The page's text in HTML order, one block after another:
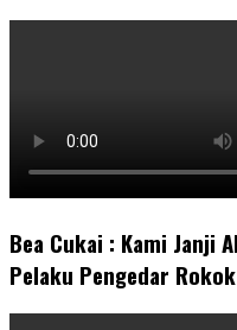
Bea Cukai : Kami Janji
Pelaku Pengedar